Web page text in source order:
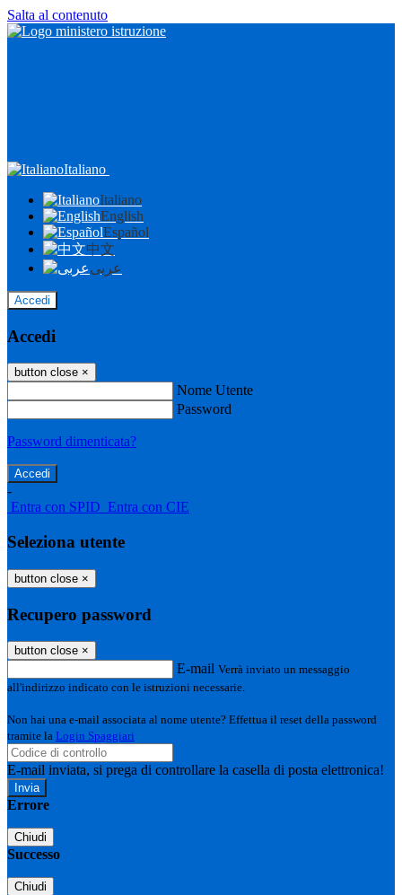
Salta al contenuto
Italiano
Italiano
English
Español
中文
عربى
Accedi
Accedi
button close ×
Nome Utente
Password
Password dimenticata?
-
Entra con SPID Entra con CIE
Seleziona utente
button close ×
Recupero password
button close ×
E-mail Verrà inviato un messaggio
all'indirizzo indicato con le istruzioni necessarie.
Non hai una e-mail associata al nome utente? Effettua il reset della password
tramite la Login Spaggiari
E-mail inviata, si prega di controllare la casella di posta elettronica!
Errore
Chiudi
Successo
Chiudi